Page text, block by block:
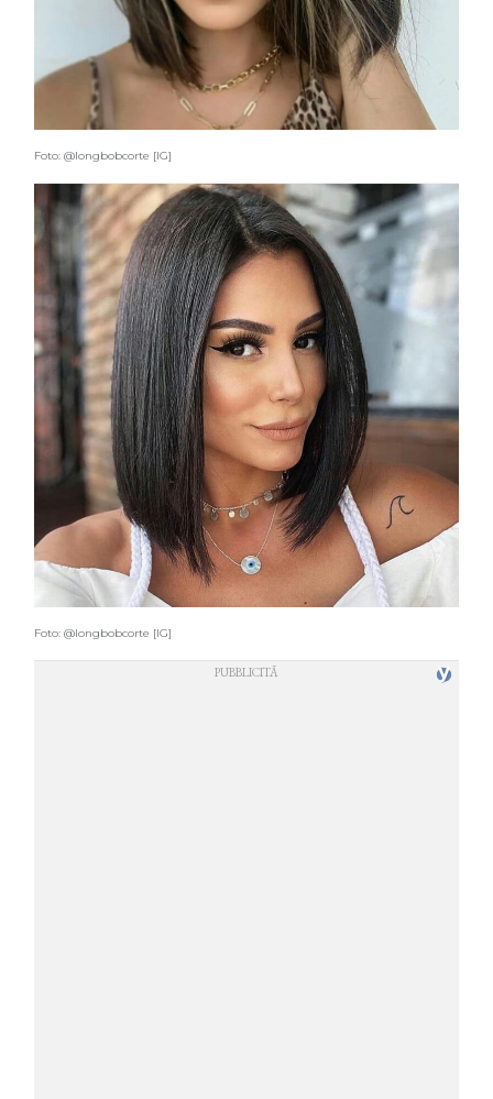
Foto: @longbobcorte [IG]
Foto: @longbobcorte [IG]